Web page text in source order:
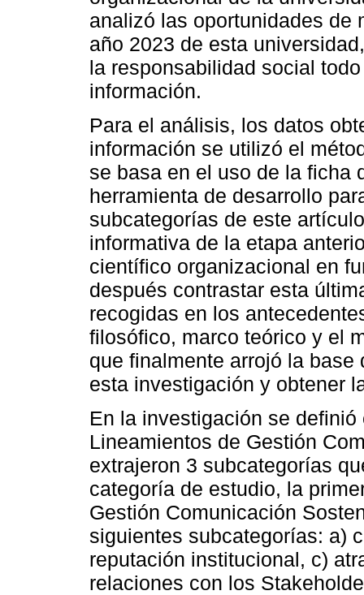
analizó las oportunidades de
año 2023 de esta
la responsabilidad social
información.
Para el análisis, los datos
información se utilizó el
se basa en el uso de la ficha
herramienta de desarrollo
subcategorías de este
informativa de la etapa
científico organizacional en
después contrastar esta
recogidas en los
filosófico, marco teórico y el
que finalmente arrojó la
esta investigación y obtener
En la investigación se
Lineamientos de Gestión
extrajeron 3 subcategorías
categoría de estudio, la
Gestión Comunicación
siguientes subcategorías: a)
reputación institucional, c)
relaciones con los